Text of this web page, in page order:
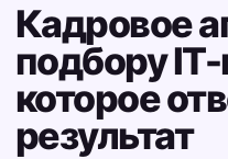
Кадровое
подбору
которое
результат